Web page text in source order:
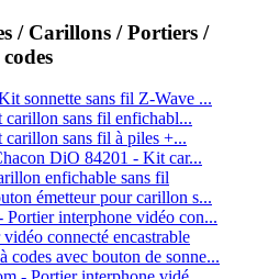
/ Carillons / Portiers /
sonnette sans fil Z-Wave ...
sans fil enfichabl...
sans fil à piles +...
DiO 84201 - Kit car...
enfichable sans fil
émetteur pour carillon s...
interphone vidéo con...
connecté encastrable
codes avec bouton de sonne...